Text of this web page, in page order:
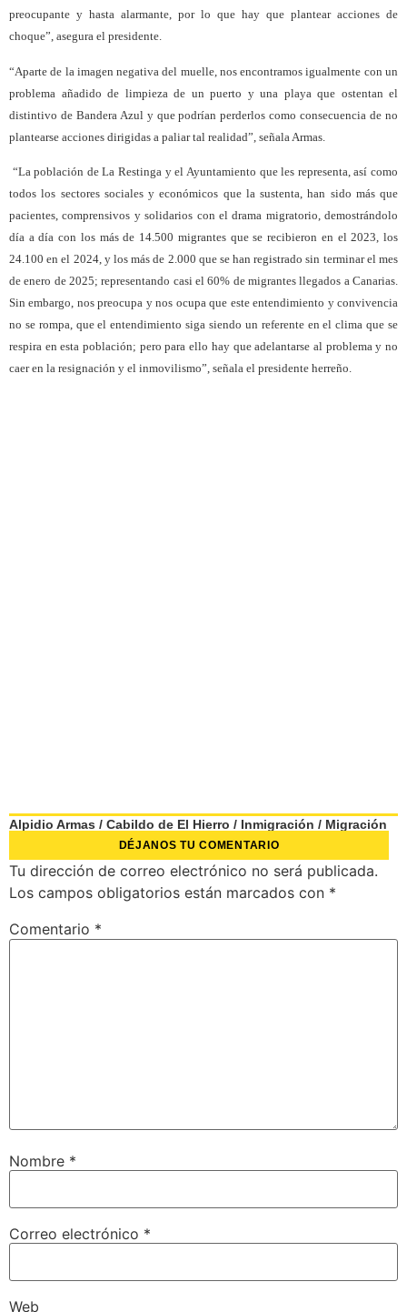
preocupante y hasta alarmante, por lo que hay que plantear acciones de
choque”, asegura el presidente.
“Aparte de la imagen negativa del muelle, nos encontramos igualmente con un
problema añadido de limpieza de un puerto y una playa que ostentan el
distintivo de Bandera Azul y que podrían perderlos como consecuencia de no
plantearse acciones dirigidas a paliar tal realidad”, señala Armas.
“La población de La Restinga y el Ayuntamiento que les representa, así como
todos los sectores sociales y económicos que la sustenta, han sido más que
pacientes, comprensivos y solidarios con el drama migratorio, demostrándolo
día a día con los más de 14.500 migrantes que se recibieron en el 2023, los
24.100 en el 2024, y los más de 2.000 que se han registrado sin terminar el mes
de enero de 2025; representando casi el 60% de migrantes llegados a Canarias.
Sin embargo, nos preocupa y nos ocupa que este entendimiento y convivencia
no se rompa, que el entendimiento siga siendo un referente en el clima que se
respira en esta población; pero para ello hay que adelantarse al problema y no
caer en la resignación y el inmovilismo”, señala el presidente herreño.
Alpidio Armas / Cabildo de El Hierro / Inmigración / Migración
DÉJANOS TU COMENTARIO
Tu dirección de correo electrónico no será publicada.
Los campos obligatorios están marcados con *
Comentario *
Nombre *
Correo electrónico *
Web